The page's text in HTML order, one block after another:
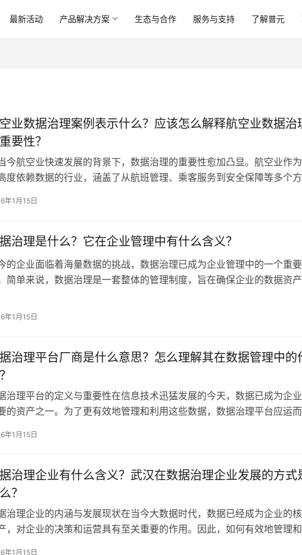
最新活动 产品解决方案 生态与合作 服务与支持 了解普元
业数据治理案例表示什么？应该怎么解释航空业数据治
要性？
今航空业快速发展的背景下，数据治理的重要性愈加凸显。航空业作
度依赖数据的行业，涵盖了从航班管理、乘客服务到安全保障等多个方
年1月15日
治理是什么？它在企业管理中有什么含义？
的企业面临着海量数据的挑战，数据治理已成为企业管理中的一个重
简单来说，数据治理是一套整体的管理制度，旨在确保企业的数据资产
控制、数据安全、合规性和数据生命周期管理等各个方面。在这个数据驱
年1月15日
治理平台厂商是什么意思？怎么理解其在数据管理中的
治理平台的定义与重要性在信息技术迅猛发展的今天，数据已成为企
的资产之一。为了更有效地管理和利用这些数据，数据治理平台应运而
策略及流程。数据治理的目标是确保数据的品质、可用性和安全性，为企
治理
年1月15日
治理企业有什么含义？武汉在数据治理企业发展的方式
？
治理企业的内涵与发展现状在当今大数据时代，数据已经成为企业的
，对企业的决策和运营具有至关重要的作用。因此，如何有效地管理和
年1月15日